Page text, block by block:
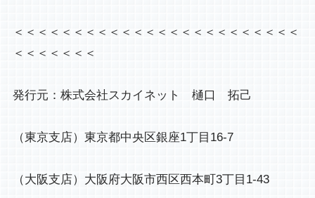
＜＜＜＜＜＜＜＜＜＜＜＜＜＜＜＜＜＜＜＜＜＜＜＜
＜＜＜＜＜＜＜
発行元：株式会社スカイネット　樋口　拓己
（東京支店）東京都中央区銀座1丁目16-7
（大阪支店）大阪府大阪市西区西本町3丁目1-43